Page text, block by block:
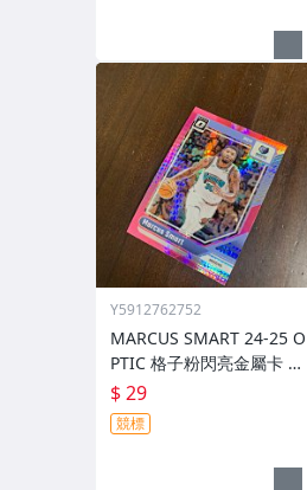
Y5912762752
MARCUS SMART 24-25 O
PTIC 格子粉閃亮金屬卡 編
$ 29
競標